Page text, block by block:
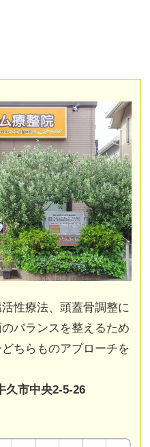
性療法、頭蓋骨調整に
バランスを整えるため
ちらものアプローチを
市中央2-5-26